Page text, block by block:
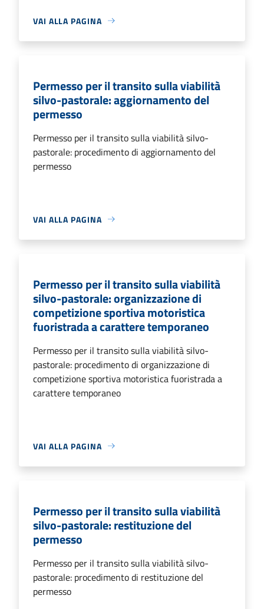
VAI ALLA PAGINA
Permesso per il transito sulla viabilità
silvo-pastorale: aggiornamento del
permesso
Permesso per il transito sulla viabilità silvo-
pastorale: procedimento di aggiornamento del
permesso
VAI ALLA PAGINA
Permesso per il transito sulla viabilità
silvo-pastorale: organizzazione di
competizione sportiva motoristica
fuoristrada a carattere temporaneo
Permesso per il transito sulla viabilità silvo-
pastorale: procedimento di organizzazione di
competizione sportiva motoristica fuoristrada a
carattere temporaneo
VAI ALLA PAGINA
Permesso per il transito sulla viabilità
silvo-pastorale: restituzione del
permesso
Permesso per il transito sulla viabilità silvo-
pastorale: procedimento di restituzione del
permesso